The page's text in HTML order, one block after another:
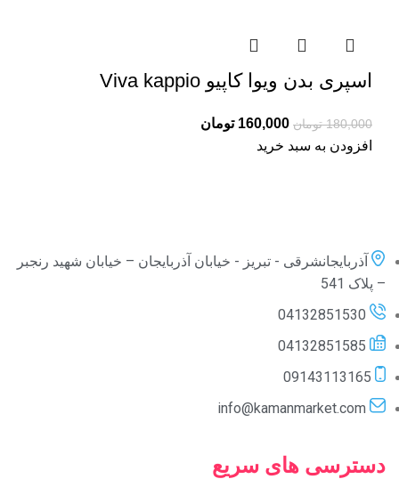
اسپری بدن ویوا کاپیو Viva kappio
180,000 تومان 160,000 تومان
افزودن به سبد خرید
آذربایجانشرقی - تبریز - خیابان آذربایجان – خیابان شهید رنجبر
– پلاک 541
04132851530
04132851585
09143113165
info@kamanmarket.com
دسترسی های سریع